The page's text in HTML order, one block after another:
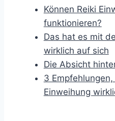
Können Reiki
funktionieren?
Das hat es mit
wirklich auf sich
Die Absicht
3
Einweihung